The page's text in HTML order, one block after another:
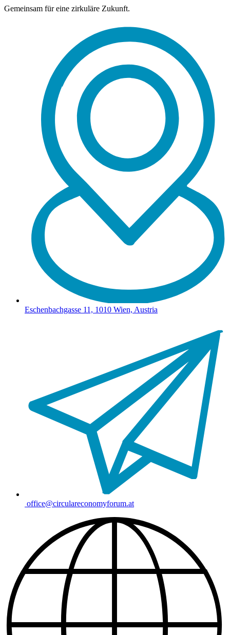
Gemeinsam für eine zirkuläre Zukunft.
Eschenbachgasse 11, 1010 Wien, Austria
office@circulareconomyforum.at